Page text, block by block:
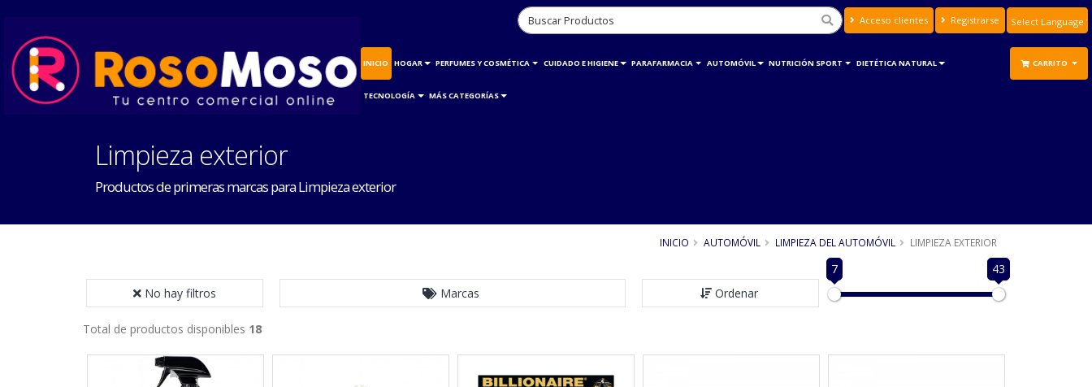
Acceso clientes Registrarse
Translate
INICIO HOGAR PERFUMES Y COSMÉTICA CUIDADO E HIGIENE PARAFARMACIA AUTOMÓVIL NUTRICIÓN SPORT DIETÉTICA NATURAL
TECNOLOGÍA MÁS CATEGORÍAS
CARRITO
Limpieza exterior
Productos de primeras marcas para Limpieza exterior
INICIO AUTOMÓVIL LIMPIEZA DEL AUTOMÓVIL LIMPIEZA EXTERIOR
No hay filtros Marcas Ordenar
7 43
Total de productos disponibles 18